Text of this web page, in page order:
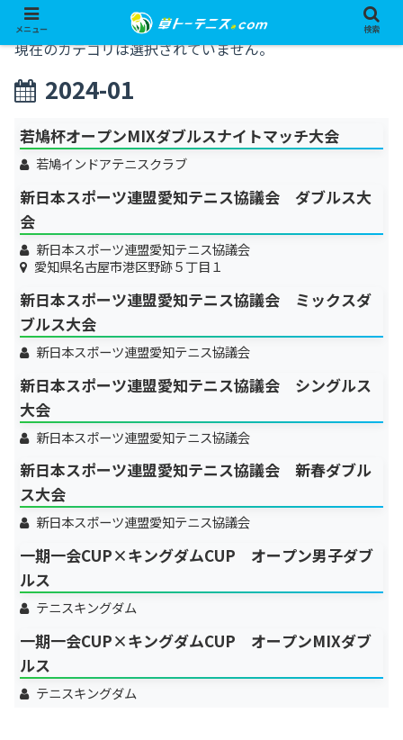
現在のカテゴリは選択されていません。
2024-01
若鳩杯オープンMIXダブルスナイトマッチ大会
若鳩インドアテニスクラブ
新日本スポーツ連盟愛知テニス協議会 ダブルス大
会
新日本スポーツ連盟愛知テニス協議会
愛知県名古屋市港区野跡５丁目１
新日本スポーツ連盟愛知テニス協議会 ミックスダ
ブルス大会
新日本スポーツ連盟愛知テニス協議会
新日本スポーツ連盟愛知テニス協議会 シングルス
大会
新日本スポーツ連盟愛知テニス協議会
新日本スポーツ連盟愛知テニス協議会 新春ダブル
ス大会
新日本スポーツ連盟愛知テニス協議会
一期一会CUP×キングダムCUP オープン男子ダブ
ルス
テニスキングダム
一期一会CUP×キングダムCUP オープンMIXダブ
ルス
テニスキングダム
メニュー 検索